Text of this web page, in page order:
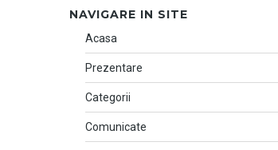
NAVIGARE IN SITE
Acasa
Prezentare
Categorii
Comunicate